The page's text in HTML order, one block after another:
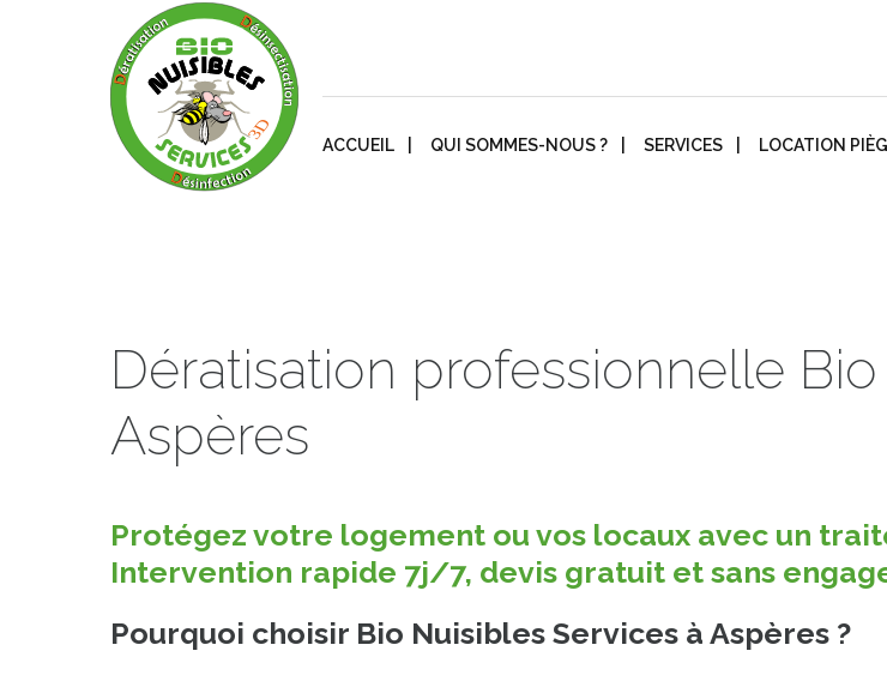
ACCUEIL QUI SOMMES-NOUS ? SERVICES LOCATION
Dératisation professionnelle
Aspères
Protégez votre logement ou vos locaux avec un
Intervention rapide 7j/7, devis gratuit et sans
Pourquoi choisir Bio Nuisibles Services à Aspères ?